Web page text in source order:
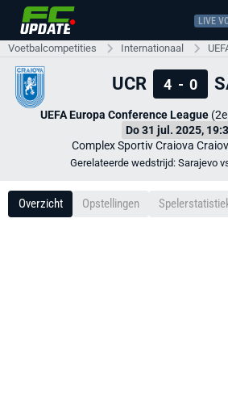
LIVE
Voetbalcompetities Internationaal
UCR 4 - 0
UEFA Europa Conference League
Do 31 jul. 2025,
Complex Sportiv Craiova
Gerelateerde wedstrijd: Sarajevo
Overzicht Opstellingen